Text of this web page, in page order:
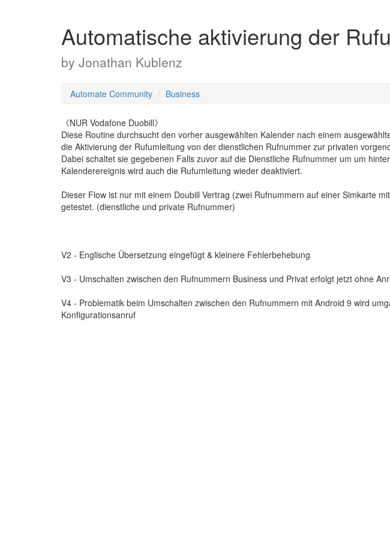
Automatische aktivierung der
by Jonathan Kublenz
Automate Community Business
《NUR Vodafone Duobill》
Diese Routine durchsucht den vorher ausgewählten Kalender nach einem
die Aktivierung der Rufumleitung von der dienstlichen Rufnummer zur privaten
Dabei schaltet sie gegebenen Falls zuvor auf die Dienstliche Rufnummer um um
Kalenderereignis wird auch die Rufumleitung wieder deaktiviert.
Dieser Flow ist nur mit einem Doubill Vertrag (zwei Rufnummern auf einer Simkarte
getestet. (dienstliche und private Rufnummer)
V2 - Englische Übersetzung eingefügt & kleinere Fehlerbehebung
V3 - Umschalten zwischen den Rufnummern Business und Privat erfolgt jetzt ohne
V4 - Problematik beim Umschalten zwischen den Rufnummern mit Android 9 wird
Konfigurationsanruf